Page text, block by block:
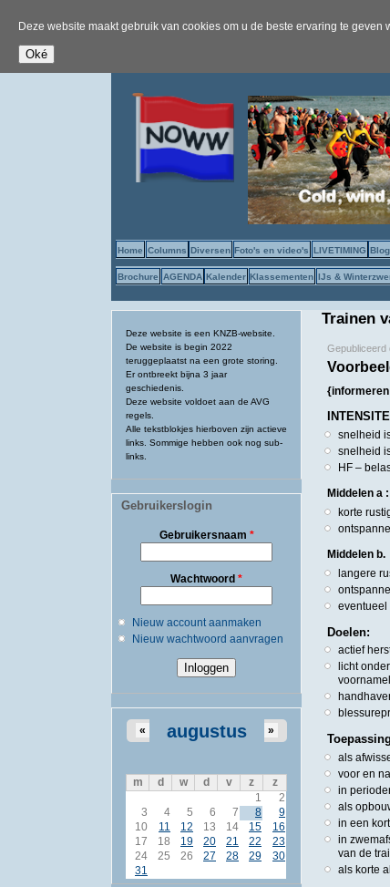
Deze website maakt gebruik van cookies om u de beste ervaring te
Home Columns Diversen Foto's en video's LIVETIMING
Brochure AGENDA Kalender Klassementen IJs &
Deze website is een KNZB-website.
De website is begin 2022
teruggeplaatst na een grote storing.
Er ontbreekt bijna 3 jaar
geschiedenis.
Deze website voldoet aan de AVG
regels.
Alle tekstblokjes hierboven zijn actieve
links. Sommige hebben ook nog sub-
links.
Gebruikerslogin
Gebruikersnaam *
Wachtwoord *
Nieuw account aanmaken
Nieuw wachtwoord aanvragen
augustus
« »
m d w d v z
z
1
2
3
4 5 6 7 8
9
10
11 12 13 14 15
16
17
18 19 20 21 22
23
24
25 26 27 28 29
30
31
Trainen
Gepubliceerd
snelheid
snelheid
HF –
Middelen a :
korte
Middelen b.
langere
eventueel
Doelen:
actief
licht
als
voor en
in
als
in een
in
van de
als korte